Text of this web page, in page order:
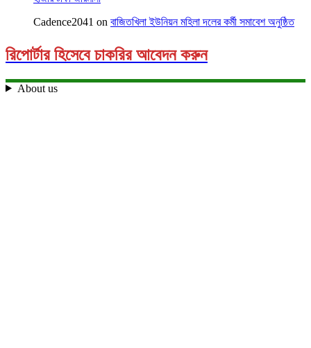
Cadence2041 on বাজিতখিলা ইউনিয়ন মহিলা দলের কর্মী সমাবেশ অনুষ্ঠিত
রিপোর্টার হিসেবে চাকরির আবেদন করুন
About us